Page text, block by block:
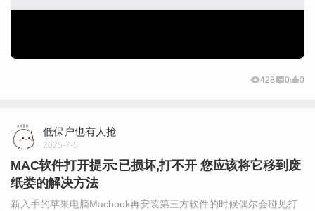
428 0 0
低保户也有人抢
2025-7-5
MAC软件打开提示:已损坏,打不开 您应该将它移到废
纸娄的解决方法
新入手的苹果电脑Macbook再安装第三方软件的时候偶尔会碰见打